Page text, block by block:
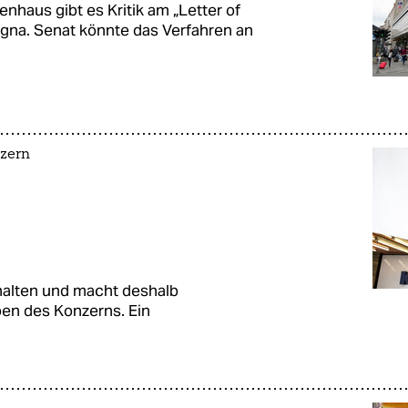
gibt es Kritik am „Letter of
Senat könnte das Verfahren an
und macht deshalb
des Konzerns. Ein